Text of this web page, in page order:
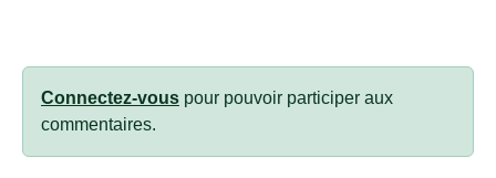
Connectez-vous pour pouvoir participer aux
commentaires.